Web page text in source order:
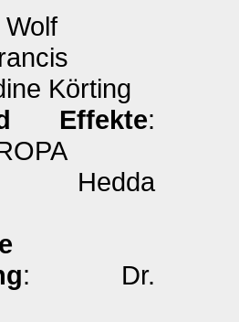
Körting
Effekte:
: Dr.